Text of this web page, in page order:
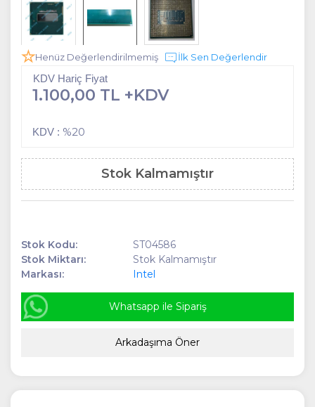
Henüz Değerlendirilmemiş İlk Sen Değerlendir
KDV Hariç Fiyat
1.100,00 TL +KDV
KDV : %20
Stok Kalmamıştır
Stok Kodu:
ST04586
Stok Miktarı:
Stok Kalmamıştır
Markası:
Intel
Whatsapp ile Sipariş
Arkadaşıma Öner